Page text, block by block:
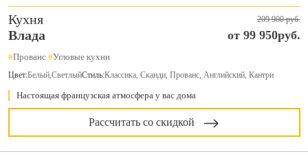
Кухня 209 900 руб.
Влада от 99 950руб.
#Прованс #Угловые кухни
Цвет:Белый,СветлыйСтиль:Классика, Сканди, Прованс, Английский, Кантри
Настоящая французская атмосфера у вас дома
Рассчитать со скидкой